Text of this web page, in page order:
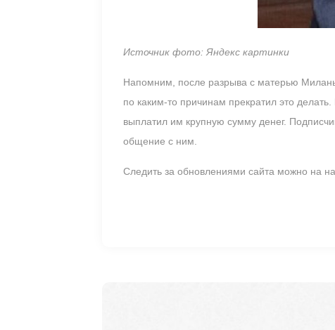
Источник фото: Яндекс картинки
Напомним, после разрыва с матерью
по каким-то причинам прекратил это
выплатил им крупную сумму денег.
общение с ним.
Следить за обновлениями сайта можно на